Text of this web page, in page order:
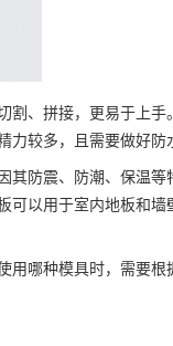
、拼接，更易于上手
较多，且需要做好防
防震、防潮、保温等
可以用于室内地板和墙
哪种模具时，需要根